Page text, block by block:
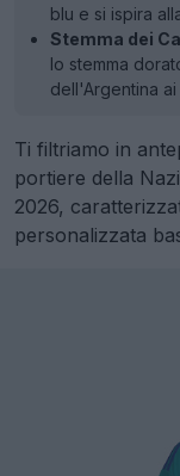
blu e si ispira
Stemma dei
lo stemma
dell'Argentina ai
Ti filtriamo in
portiere della
2026,
personalizzata